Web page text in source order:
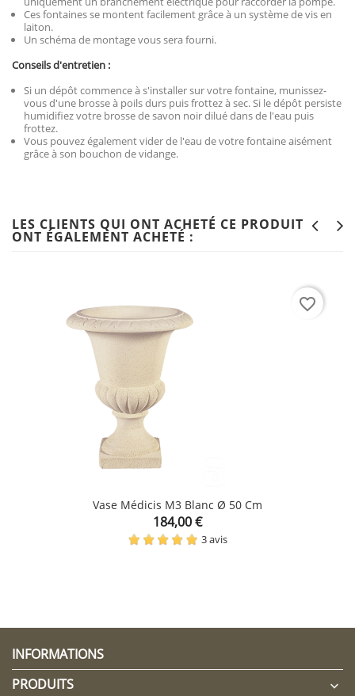
Ces fontaines se montent facilement grâce à un système de vis en
laiton.
Un schéma de montage vous sera fourni.
Conseils d'entretien :
Si un dépôt commence à s'installer sur votre fontaine, munissez-
vous d'une brosse à poils durs puis frottez à sec. Si le dépôt persiste
humidifiez votre brosse de savon noir dilué dans de l'eau puis
frottez.
Vous pouvez également vider de l'eau de votre fontaine aisément
grâce à son bouchon de vidange.
LES CLIENTS QUI ONT ACHETÉ CE PRODUIT
ONT ÉGALEMENT ACHETÉ :
Vase Médicis M3 Blanc Ø 50 Cm
Prix
184,00 €
3 avis
favorite_border
CLIQUEZ ICI POUR LAISSER UN COMMENTAIRE
INFORMATIONS
PRODUITS
